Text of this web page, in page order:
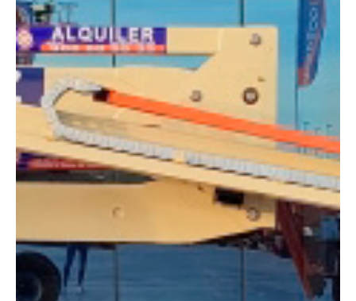
Las Articuladas Diésel son muy útil para trabajos en exterior ya que son
capaces de moverse en casi cualquier terreno y superar pendientes con
un desnivel notable. Capaces de alcanzar alturas de 12m a 43m.
DIMENSIONES
Altura:18 metros
Altura plataforma:
16 m
Altura de trabajo:
18 m
Alcance lateral:9.48 m
Altura almacenaje:2.29 m
Peso:7650 kg
ESPECIFICACIONES TÉCNICAS